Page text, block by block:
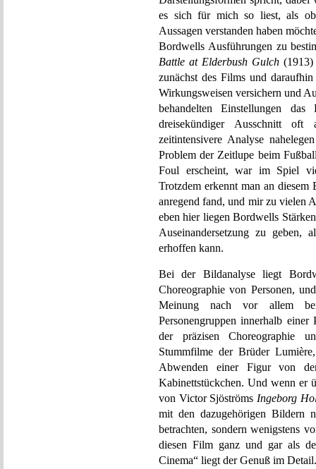
es sich für mich so liest, als ob
Aussagen verstanden haben
Bordwells Ausführungen zu
Battle at Elderbush Gulch(1913)
zunächst des Films und
Wirkungsweisen versichern und
behandelten Einstellungen
dreisekündiger Ausschnitt
zeitintensivere Analyse
Problem der Zeitlupe beim
Foul erscheint, war im Spiel
Trotzdem erkennt man an
anregend fand, und mir zu vielen
eben hier liegen Bordwells
Auseinandersetzung zu geben,
erhoffen kann.
Bei der Bildanalyse liegt
Choreographie von Personen,
Meinung nach vor allem
Personengruppen innerhalb
der präzisen Choreographie
Stummfilme der Brüder
Abwenden einer Figur von
Kabinettstückchen. Und wenn er
von Victor Sjöströms Ingeborg
mit den dazugehörigen Bildern
betrachten, sondern wenigstens
diesen Film ganz und gar als
Cinema“ liegt der Genuß im Detail.